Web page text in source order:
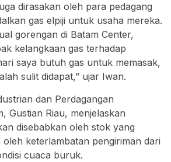
dirasakan oleh para pedagang
gas elpiji untuk usaha mereka.
gorengan di Batam Center,
kelangkaan gas terhadap
saya butuh gas untuk memasak,
sulit didapat,” ujar Iwan.
dan Perdagangan
Gustian Riau, menjelaskan
disebabkan oleh stok yang
keterlambatan pengiriman dari
cuaca buruk.